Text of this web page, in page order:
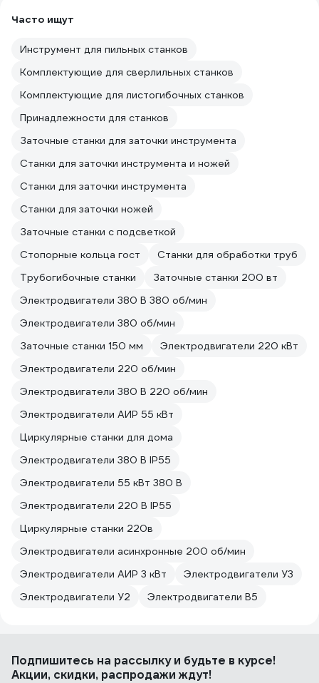
Часто ищут
Инструмент для пильных станков
Комплектующие для сверлильных станков
Комплектующие для листогибочных станков
Принадлежности для станков
Заточные станки для заточки инструмента
Станки для заточки инструмента и ножей
Станки для заточки инструмента
Станки для заточки ножей
Заточные станки с подсветкой
Стопорные кольца гост
Станки для обработки труб
Трубогибочные станки
Заточные станки 200 вт
Электродвигатели 380 В 380 об/мин
Электродвигатели 380 об/мин
Заточные станки 150 мм
Электродвигатели 220 кВт
Электродвигатели 220 об/мин
Электродвигатели 380 В 220 об/мин
Электродвигатели АИР 55 кВт
Циркулярные станки для дома
Электродвигатели 380 В IP55
Электродвигатели 55 кВт 380 В
Электродвигатели 220 В IP55
Циркулярные станки 220в
Электродвигатели асинхронные 200 об/мин
Электродвигатели АИР 3 кВт
Электродвигатели У3
Электродвигатели У2
Электродвигатели В5
Подпишитесь на рассылкуи будьте в курсе!
Акции, скидки, распродажи ждут!